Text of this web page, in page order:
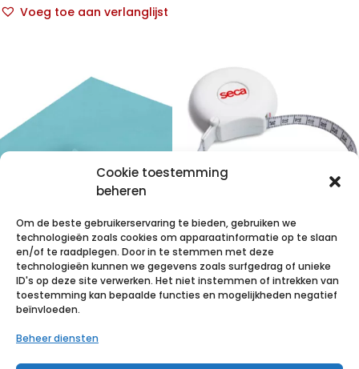
Cookie toestemming
beheren
Om de beste gebruikerservaring te bieden, gebruiken we
technologieën zoals cookies om apparaatinformatie op te slaan
en/of te raadplegen. Door in te stemmen met deze
technologieën kunnen we gegevens zoals surfgedrag of unieke
ID's op deze site verwerken. Het niet instemmen of intrekken van
toestemming kan bepaalde functies en mogelijkheden negatief
beïnvloeden.
Beheer diensten
Voeg toe aan verlanglijst
FolioDress P
aFolioDress.
150×240/2 l. 16
p/s
SECA 201
ergonomisch
omtrek- T.C.bestelde
Primedic